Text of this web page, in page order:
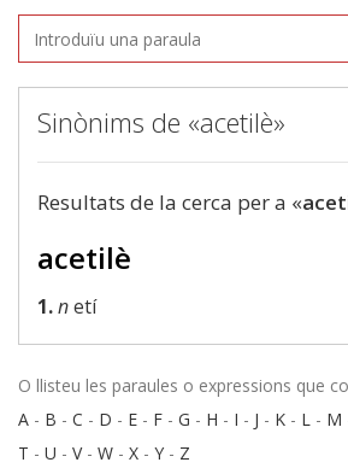
Sinònims de «acetilè»
Resultats de la cerca per a «
acetilè
1.netí
O llisteu les paraules o expressions que
A - B - C - D - E - F - G - H - I - J - K - L - M
T - U - V- W - X - Y - Z